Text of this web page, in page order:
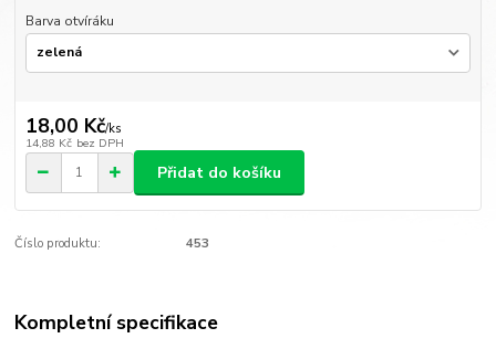
Barva otvíráku
18,00 Kč/ks
14,88 Kč bez DPH
Přidat do košíku
Číslo produktu: 453
Kompletní specifikace